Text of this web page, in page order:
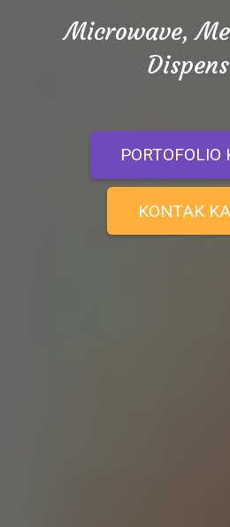
Microwave,
PORTOFOLIO
KONTAK